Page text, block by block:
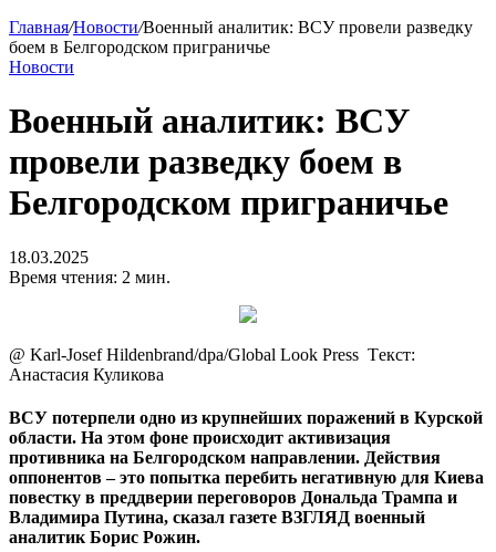
Главная/Новости/Военный аналитик: ВСУ провели разведку
боем в Белгородском приграничье
Новости
Военный аналитик: ВСУ
провели разведку боем в
Белгородском приграничье
18.03.2025
Время чтения: 2 мин.
@ Karl-Josef Hildenbrand/dpa/Global Look Press Tекст:
Анастасия Куликова
ВСУ потерпели одно из крупнейших поражений в Курской
области. На этом фоне происходит активизация
противника на Белгородском направлении. Действия
оппонентов – это попытка перебить негативную для Киева
повестку в преддверии переговоров Дональда Трампа и
Владимира Путина, сказал газете ВЗГЛЯД военный
аналитик Борис Рожин.